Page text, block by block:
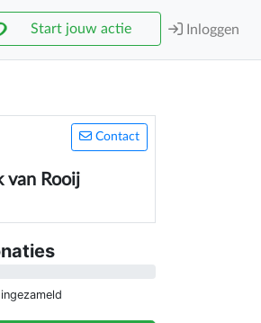
Start jouw actie Inloggen
Contact
van Rooij
ingezameld